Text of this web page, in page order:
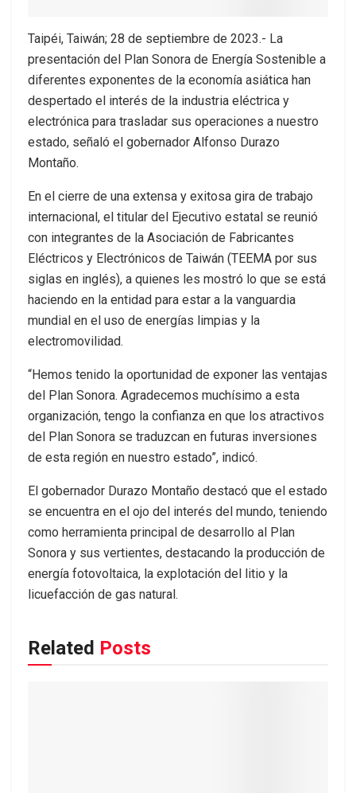
Taipéi, Taiwán; 28 de septiembre de 2023.- La
presentación del Plan Sonora de Energía Sostenible a
diferentes exponentes de la economía asiática han
despertado el interés de la industria eléctrica y
electrónica para trasladar sus operaciones a nuestro
estado, señaló el gobernador Alfonso Durazo
Montaño.
En el cierre de una extensa y exitosa gira de trabajo
internacional, el titular del Ejecutivo estatal se reunió
con integrantes de la Asociación de Fabricantes
Eléctricos y Electrónicos de Taiwán (TEEMA por sus
siglas en inglés), a quienes les mostró lo que se está
haciendo en la entidad para estar a la vanguardia
mundial en el uso de energías limpias y la
electromovilidad.
“Hemos tenido la oportunidad de exponer las ventajas
del Plan Sonora. Agradecemos muchísimo a esta
organización, tengo la confianza en que los atractivos
del Plan Sonora se traduzcan en futuras inversiones
de esta región en nuestro estado”, indicó.
El gobernador Durazo Montaño destacó que el estado
se encuentra en el ojo del interés del mundo, teniendo
como herramienta principal de desarrollo al Plan
Sonora y sus vertientes, destacando la producción de
energía fotovoltaica, la explotación del litio y la
licuefacción de gas natural.
Related Posts